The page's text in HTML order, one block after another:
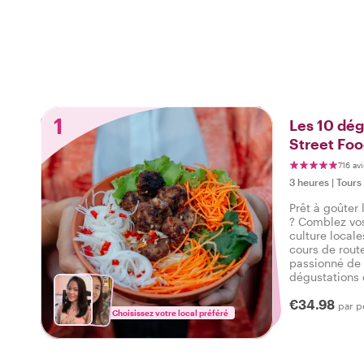
1
Choisissez votre local préféré
Les 10
Street
716
3 heures |
Prêt à goûter
? Comblez
culture
cours de
passionné
dégustations
boissons lors
€34.98 par